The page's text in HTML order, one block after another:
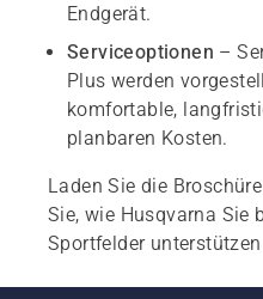
Endgerät.
Serviceoptionen –
Plus werden
komfortable,
planbaren Kosten.
Laden Sie die
Sie, wie Husqvarna Sie
Sportfelder